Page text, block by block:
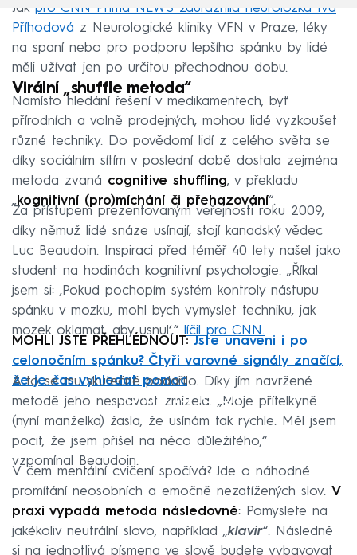
Jak pro CNN Prima NEWS zdůraznila neuroložka Iva
Příhodová z Neurologické kliniky VFN v Praze, léky
na spaní nebo pro podporu lepšího spánku by lidé
měli užívat jen po určitou přechodnou dobu.
Virální „shuffle metoda“
Namísto hledání řešení v medikamentech, byť
přírodních a volně prodejných, mohou lidé vyzkoušet
různé techniky. Do povědomí lidí z celého světa se
díky sociálním sítím v poslední době dostala zejména
metoda zvaná cognitive shuffling, v překladu
„ kognitivní (pro)míchání či přehazování“.
Za přístupem prezentovaným veřejnosti roku 2009,
díky němuž lidé snáze usínají, stojí kanadský vědec
Luc Beaudoin. Inspiraci před téměř 40 lety našel jako
student na hodinách kognitivní psychologie. „Říkal
jsem si: ‚Pokud pochopím systém kontroly nástupu
spánku v mozku, mohl bych vymyslet techniku, jak
mozek oklamat, aby usnul‘,“ líčil pro CNN.
MOHLI JSTE PŘEHLÉDNOUT: Jste unaveni i po
celonočním spánku? Čtyři varovné signály značící,
že je čas vyhledat pomoc
Failed to fetch
A to se mu skutečně podařilo. Díky jím navržené
metodě jeho nespavost zmizela. „Moje přítelkyně
(nyní manželka) žasla, že usínám tak rychle. Měl jsem
pocit, že jsem přišel na něco důležitého,“
vzpomínal Beaudoin.
V čem mentální cvičení spočívá? Jde o náhodné
promítání neosobních a emočně nezatížených slov. V
praxi vypadá metoda následovně: Pomyslete na
jakékoliv neutrální slovo, například „klavír“. Následně
si na jednotlivá písmena ve slově budete vybavovat